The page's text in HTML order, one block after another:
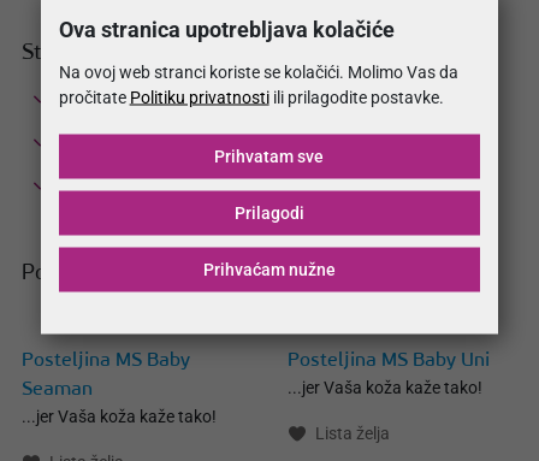
Struktura i tehnički opis
Vanjska navlaka 100% pamuk
Punjenje 100% Microgel®
Perivo na 30 °C
Povezani proizvodi
Posteljina MS Baby
Seaman
...jer Vaša koža kaže tako!
Posteljina MS Baby Uni
...jer Vaša koža kaže tako!
Lista želja
Ova stranica upotrebljava kolačiće
Na ovoj web stranci koriste se kolačići. Molimo Vas da
pročitate Politiku privatnostiili prilagodite postavke.
Prihvaćam nužne
Prilagodi
Prihvatam sve